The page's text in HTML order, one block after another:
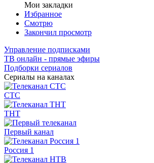
Мои закладки
Избранное
Смотрю
Закончил просмотр
Управление подписками
ТВ онлайн - прямые эфиры
Подборки сериалов
Сериалы на каналах
СТС
ТНТ
Первый канал
Россия 1